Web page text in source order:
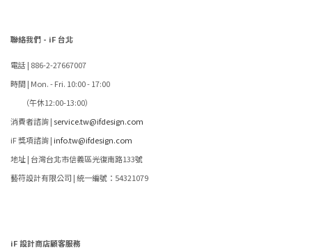
聯絡我們 - iF 台北
電話 | 886-2-27667007
時間 | Mon. - Fri. 10:00 - 17:00
（午休12:00-13:00）
消費者諮詢 | service.tw@ifdesign.com
iF 獎項諮詢 | info.tw@ifdesign.com
地址 | 台灣台北市信義區光復南路133號
藝符設計有限公司 | 統一編號：54321079
iF 設計商店顧客服務